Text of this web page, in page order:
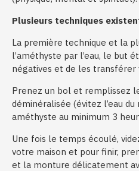
Plusieurs techniques
La première technique et la
l’améthyste par l’eau, le but
négatives et de les transférer
Prenez un bol et remplissez le
déminéralisée (évitez l’eau
améthyste au minimum 3
Une fois le temps écoulé,
votre maison et pour finir,
et la monture délicatement